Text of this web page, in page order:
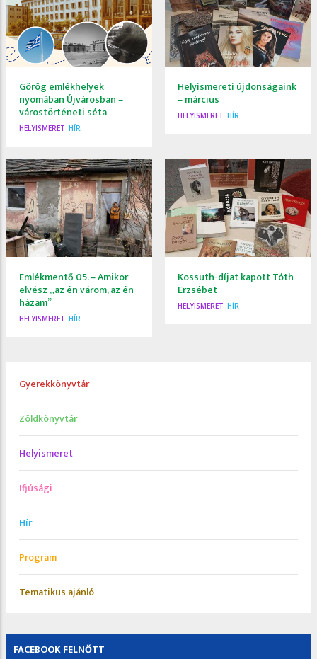
Görög emlékhelyek
nyomában Újvárosban –
várostörténeti séta
HELYISMERET HÍR
Helyismereti újdonságaink
– március
HELYISMERET HÍR
Emlékmentő 05. – Amikor
elvész „az én várom, az én
házam”
HELYISMERET HÍR
Kossuth-díjat kapott Tóth
Erzsébet
HELYISMERET HÍR
Gyerekkönyvtár
Zöldkönyvtár
Helyismeret
Ifjúsági
Hír
Program
Tematikus ajánló
FACEBOOK FELNŐTT